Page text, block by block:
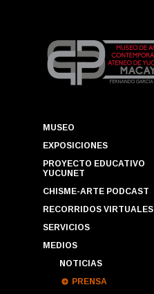
MUSEO
EXPOSICIONES
PROYECTO EDUCATIVO
YUCUNET
CHISME-ARTE PODCAST
RECORRIDOS VIRTUALES
SERVICIOS
MEDIOS
NOTICIAS
PRENSA